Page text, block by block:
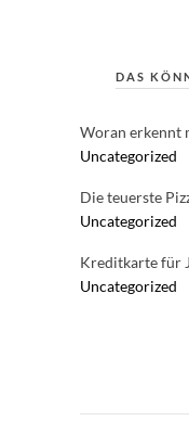
DAS
Woran erkennt
Uncategorized
Die teuerste
Uncategorized
Kreditkarte für
Uncategorized